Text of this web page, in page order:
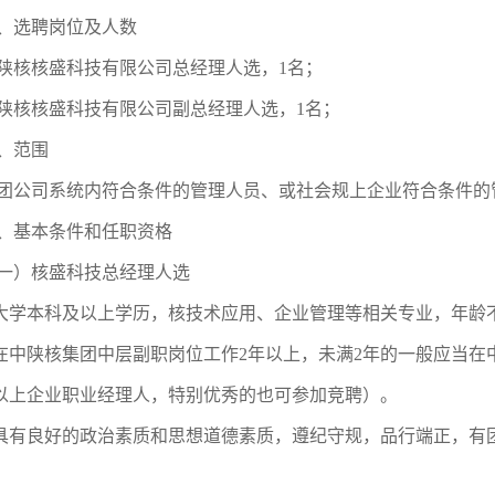
选聘岗位及人数
核核盛科技有限公司总经理人选，1名；
核核盛科技有限公司副总经理人选，1名；
范围
公司系统内符合条件的管理人员、或社会规上企业符合条件
基本条件和任职资格
）核盛科技总经理人选
学本科及以上学历，核技术应用、企业管理等相关专业，年龄
中陕核集团中层副职岗位工作2年以上，未满2年的一般应当
上企业职业经理人，特别优秀的也可参加竞聘）。
有良好的政治素质和思想道德素质，遵纪守规，品行端正，